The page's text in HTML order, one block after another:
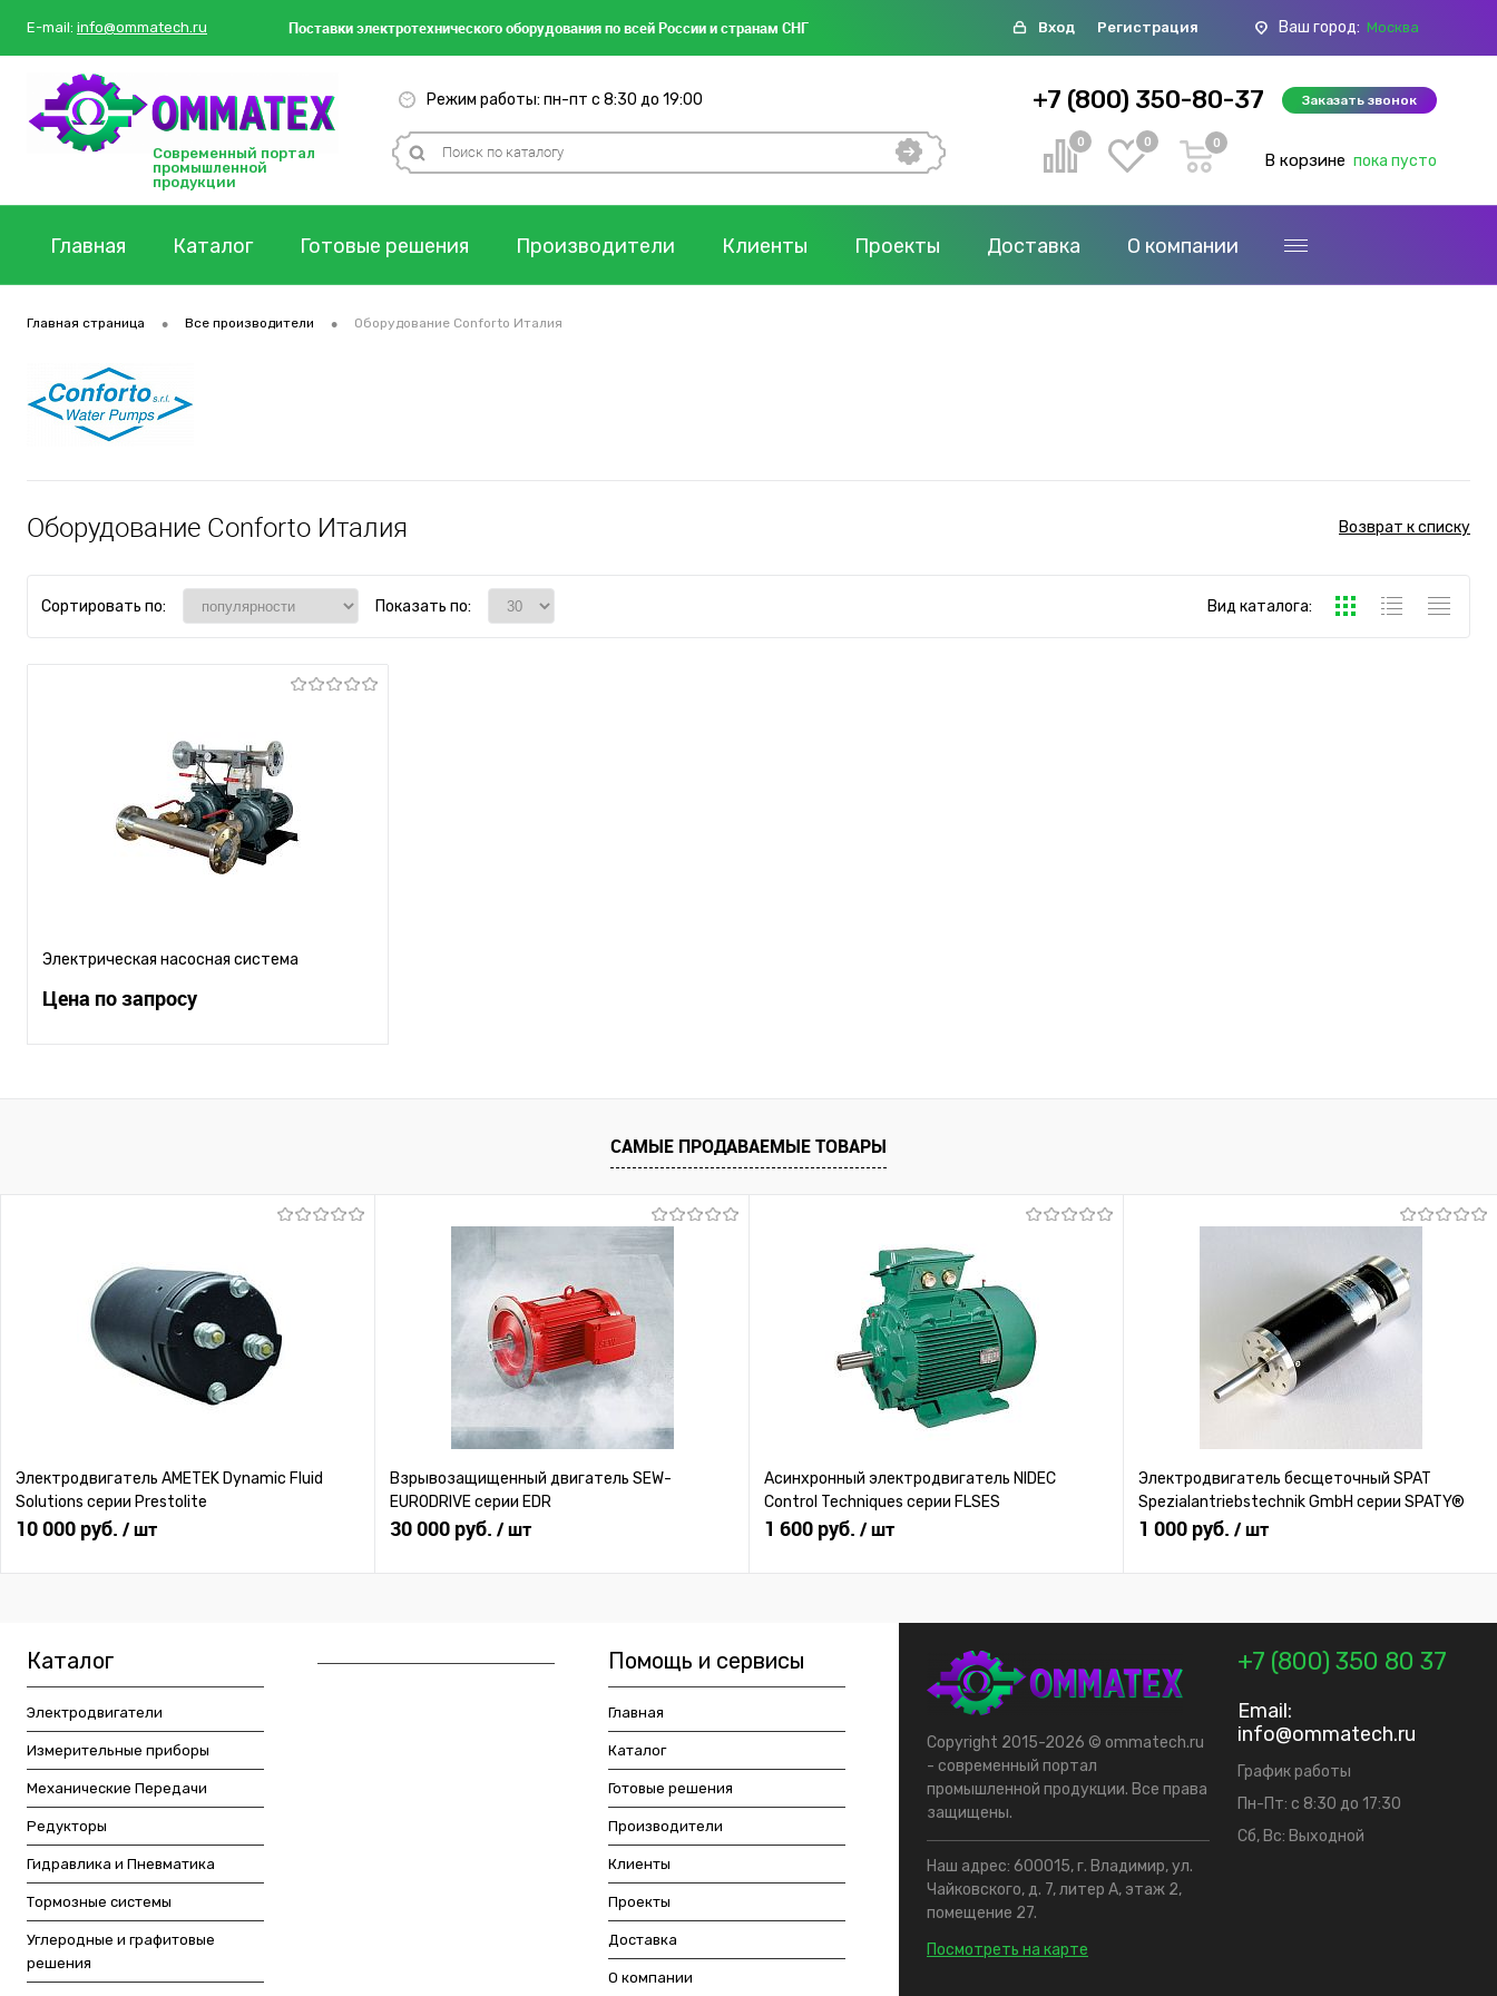
E-mail: info@ommatech.ru Поставкиэлектротехнического оборудования по всей России и странам СНГ Вход Регистрация Ваш город: Москва
Современный портал
промышленной
продукции
Режим работы: пн-пт с 8:30 до 19:00 +7 (800) 350-80-37 Заказать звонок
0 0 0
В корзине пока пусто
Главная Каталог Готовые решения Производители Клиенты Проекты Доставка О компании
Главная страница • Все производители • Оборудование Conforto Италия
Возврат к списку
Оборудование Conforto Италия
Сортировать по: Показать по: Вид каталога:
Электрическая насосная система
Цена по запросу
САМЫЕ ПРОДАВАЕМЫЕ ТОВАРЫ
Электродвигатель AMETEK Dynamic Fluid
Solutions серии Prestolite
10 000 руб. / шт
Взрывозащищенный двигатель SEW-
EURODRIVE серии EDR
30 000 руб. / шт
Асинхронный электродвигатель NIDEC
Control Techniques серии FLSES
1 600 руб. / шт
Электродвигатель бесщеточный SPAT
Spezialantriebstechnik GmbH серии SPATY®
1 000 руб. / шт
Каталог
Электродвигатели
Измерительные приборы
Механические Передачи
Редукторы
Гидравлика и Пневматика
Тормозные системы
Углеродные и графитовые
решения
Помощь и сервисы
Главная
Каталог
Готовые решения
Производители
Клиенты
Проекты
Доставка
О компании
Copyright 2015-2026 © ommatech.ru
- современный портал
промышленной продукции. Все права
защищены.
Наш адрес: 600015, г. Владимир, ул.
Чайковского, д. 7, литер А, этаж 2,
помещение 27.
Посмотреть на карте
+7 (800) 350 80 37
Email:
info@ommatech.ru
График работы
Пн-Пт: с 8:30 до 17:30
Сб, Вс: Выходной